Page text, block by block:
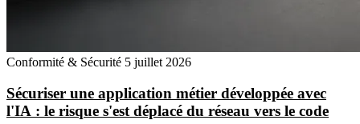
Conformité & Sécurité 5 juillet 2026
Sécuriser une application métier développée avec
l'IA : le risque s'est déplacé du réseau vers le code